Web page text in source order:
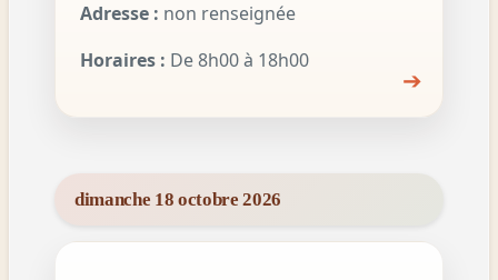
Adresse : non renseignée
Horaires : De 8h00 à 18h00
➔
dimanche 18 octobre 2026